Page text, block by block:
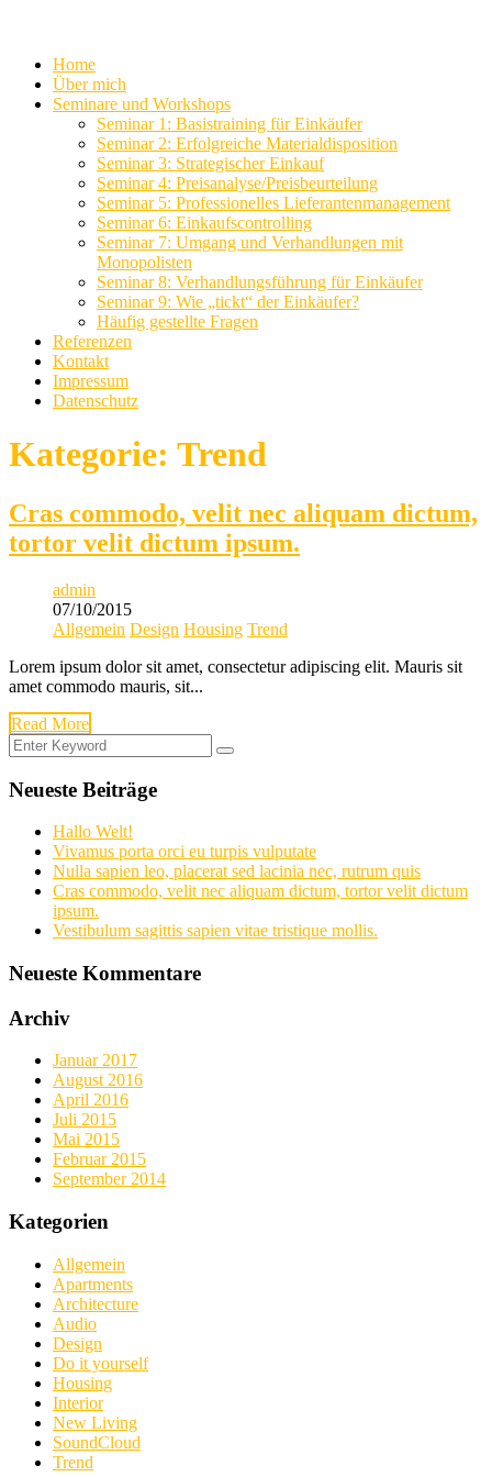
Home
Über mich
Seminare und Workshops
Seminar 1: Basistraining für Einkäufer
Seminar 2: Erfolgreiche Materialdisposition
Seminar 3: Strategischer Einkauf
Seminar 4: Preisanalyse/Preisbeurteilung
Seminar 5: Professionelles Lieferantenmanagement
Seminar 6: Einkaufscontrolling
Seminar 7: Umgang und Verhandlungen mit
Monopolisten
Seminar 8: Verhandlungsführung für Einkäufer
Seminar 9: Wie „tickt“ der Einkäufer?
Häufig gestellte Fragen
Referenzen
Kontakt
Impressum
Datenschutz
Kategorie: Trend
Cras commodo, velit nec aliquam dictum,
tortor velit dictum ipsum.
admin
07/10/2015
Allgemein Design Housing Trend
Lorem ipsum dolor sit amet, consectetur adipiscing elit. Mauris sit
amet commodo mauris, sit...
Read More
Neueste Beiträge
Hallo Welt!
Vivamus porta orci eu turpis vulputate
Nulla sapien leo, placerat sed lacinia nec, rutrum quis
Cras commodo, velit nec aliquam dictum, tortor velit dictum
ipsum.
Vestibulum sagittis sapien vitae tristique mollis.
Neueste Kommentare
Archiv
Januar 2017
August 2016
April 2016
Juli 2015
Mai 2015
Februar 2015
September 2014
Kategorien
Allgemein
Apartments
Architecture
Audio
Design
Do it yourself
Housing
Interior
New Living
SoundCloud
Trend